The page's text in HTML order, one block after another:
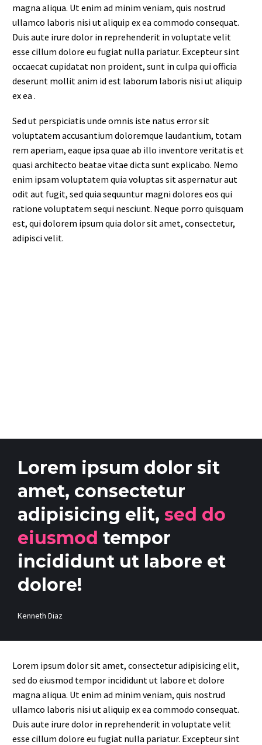
magna aliqua. Ut enim ad minim veniam, quis nostrud
ullamco laboris nisi ut aliquip ex ea commodo consequat.
Duis aute irure dolor in reprehenderit in voluptate velit
esse cillum dolore eu fugiat nulla pariatur. Excepteur sint
occaecat cupidatat non proident, sunt in culpa qui officia
deserunt mollit anim id est laborum laboris nisi ut aliquip
ex ea .
Sed ut perspiciatis unde omnis iste natus error sit
voluptatem accusantium doloremque laudantium, totam
rem aperiam, eaque ipsa quae ab illo inventore veritatis et
quasi architecto beatae vitae dicta sunt explicabo. Nemo
enim ipsam voluptatem quia voluptas sit aspernatur aut
odit aut fugit, sed quia sequuntur magni dolores eos qui
ratione voluptatem sequi nesciunt. Neque porro quisquam
est, qui dolorem ipsum quia dolor sit amet, consectetur,
adipisci velit.
Lorem ipsum dolor sit
amet, consectetur
adipisicing elit, sed do
eiusmod tempor
incididunt ut labore et
dolore!
Kenneth Diaz
Lorem ipsum dolor sit amet, consectetur adipisicing elit,
sed do eiusmod tempor incididunt ut labore et dolore
magna aliqua. Ut enim ad minim veniam, quis nostrud
ullamco laboris nisi ut aliquip ex ea commodo consequat.
Duis aute irure dolor in reprehenderit in voluptate velit
esse cillum dolore eu fugiat nulla pariatur. Excepteur sint